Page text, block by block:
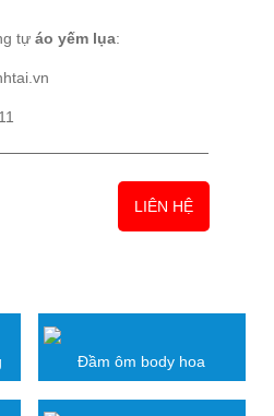
tựáo yếm lụa:
LIÊN HỆ
Đầm ôm body hoa